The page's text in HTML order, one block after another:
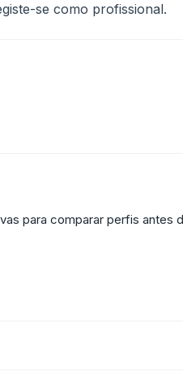
se como profissional.
para comparar perfis antes